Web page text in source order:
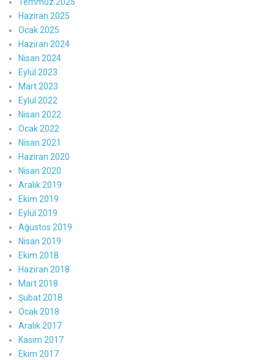
Temmuz 2025
Haziran 2025
Ocak 2025
Haziran 2024
Nisan 2024
Eylül 2023
Mart 2023
Eylül 2022
Nisan 2022
Ocak 2022
Nisan 2021
Haziran 2020
Nisan 2020
Aralık 2019
Ekim 2019
Eylül 2019
Ağustos 2019
Nisan 2019
Ekim 2018
Haziran 2018
Mart 2018
Şubat 2018
Ocak 2018
Aralık 2017
Kasım 2017
Ekim 2017